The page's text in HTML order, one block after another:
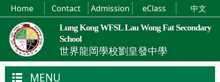
Lung Kong WFSL Lau Wong Fat Secondary
School
世界龍岡學校劉皇發中學
Home Contact Admission eClass 中文
MENU